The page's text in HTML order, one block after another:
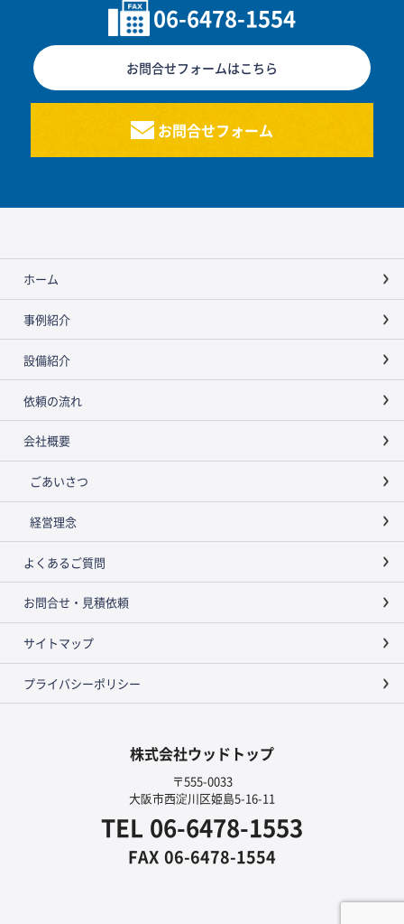
06-6478-1554
お問合せフォームはこちら
お問合せフォーム
ホーム
事例紹介
設備紹介
依頼の流れ
会社概要
ごあいさつ
経営理念
よくあるご質問
お問合せ・見積依頼
サイトマップ
プライバシーポリシー
株式会社ウッドトップ
〒555-0033
大阪市西淀川区姫島5-16-11
TEL 06-6478-1553
FAX 06-6478-1554